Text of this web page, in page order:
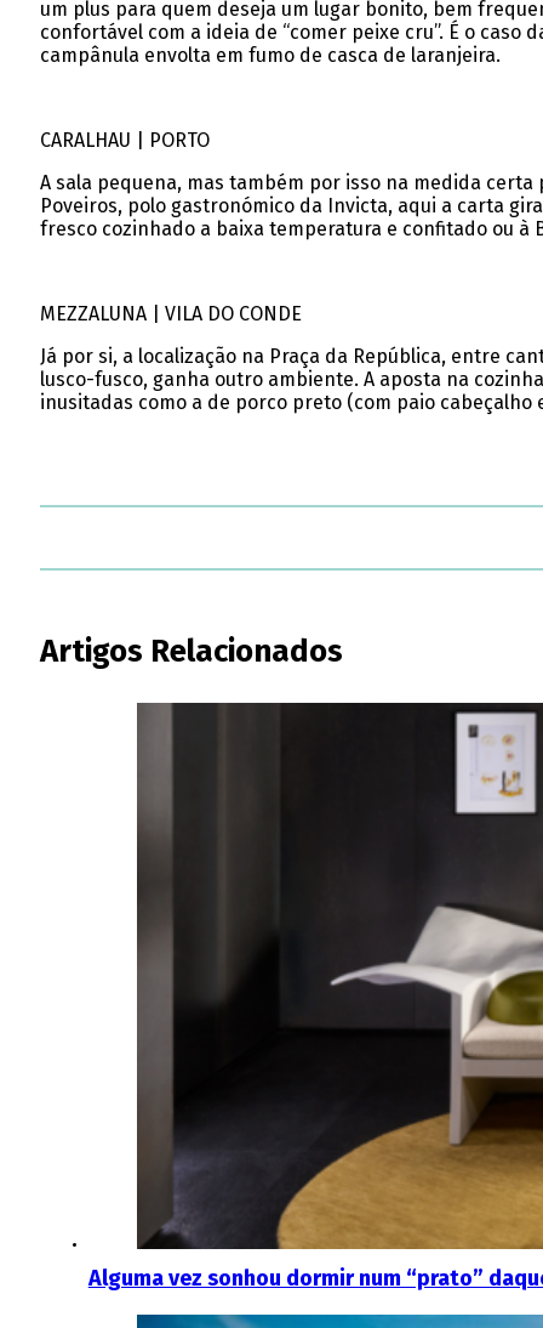
um plus para quem deseja um lugar bonito, bem
confortável com a ideia de “comer peixe cru”. É o
campânula envolta em fumo de casca de laranjeira.
CARALHAU | PORTO
A sala pequena, mas também por isso na medida
Poveiros, polo gastronómico da Invicta, aqui a carta
fresco cozinhado a baixa temperatura e confitado ou à
MEZZALUNA | VILA DO CONDE
Já por si, a localização na Praça da República, entre
lusco-fusco, ganha outro ambiente. A aposta na
inusitadas como a de porco preto (com paio
Artigos Relacionados
Alguma vez sonhou dormir num “prato”